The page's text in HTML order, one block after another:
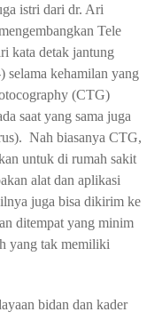
istri dari dr. Ari
Tele
kata detak jantung
selama kehamilan yang
(CTG)
saat yang sama juga
Nah biasanya CTG,
untuk di rumah sakit
alat dan aplikasi
juga bisa dikirim ke
ditempat yang minim
yang tak memiliki
bidan dan kader